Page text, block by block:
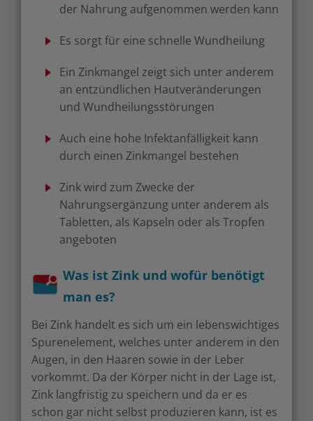
der Nahrung aufgenommen werden kann
Es sorgt für eine schnelle Wundheilung
Ein Zinkmangel zeigt sich unter anderem
an entzündlichen Hautveränderungen
und Wundheilungsstörungen
Auch eine hohe Infektanfälligkeit kann
durch einen Zinkmangel bestehen
Zink wird zum Zwecke der
Nahrungsergänzung unter anderem als
Tabletten, als Kapseln oder als Tropfen
angeboten
Was ist Zink und wofür benötigt
man es?
Bei Zink handelt es sich um ein lebenswichtiges
Spurenelement, welches unter anderem in den
Augen, in den Haaren sowie in der Leber
vorkommt. Da der Körper nicht in der Lage ist,
Zink langfristig zu speichern und da er es
schon gar nicht selbst produzieren kann, ist es